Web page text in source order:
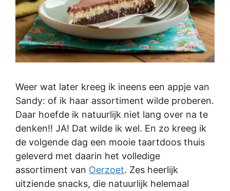
Weer wat later kreeg ik ineens een appje van
Sandy: of ik haar assortiment wilde proberen.
Daar hoefde ik natuurlijk niet lang over na te
denken!! JA! Dat wilde ik wel. En zo kreeg ik
de volgende dag een mooie taartdoos thuis
geleverd met daarin het volledige
assortiment van Oerzoet. Zes heerlijk
uitziende snacks, die natuurlijk helemaal